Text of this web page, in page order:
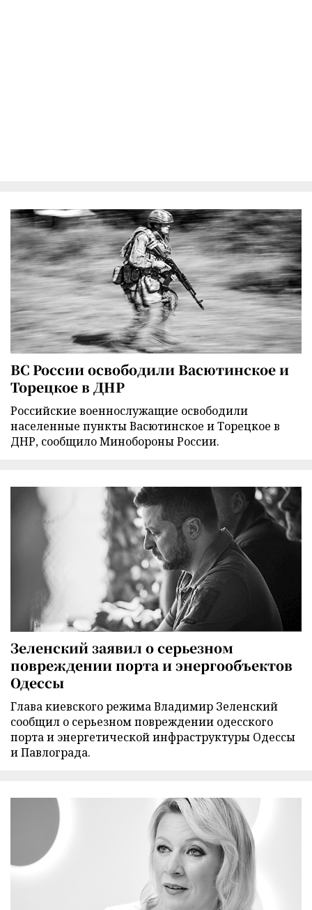
ВС России освободили Васютинское и
Торецкое в ДНР
Российские военнослужащие освободили
населенные пункты Васютинское и Торецкое в
ДНР, сообщило Минобороны России.
Зеленский заявил о серьезном
повреждении порта и энергообъектов
Одессы
Глава киевского режима Владимир Зеленский
сообщил о серьезном повреждении одесского
порта и энергетической инфраструктуры Одессы
и Павлограда.